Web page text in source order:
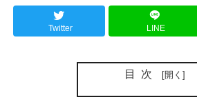
Twitter LINE
目次